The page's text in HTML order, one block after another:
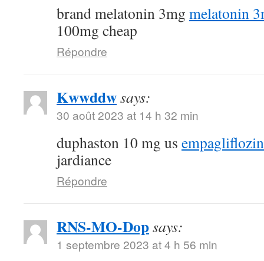
brand melatonin 3mg melatonin
100mg cheap
Répondre
Kwwddwsays:
30 août 2023 at 14 h 32 min
duphaston 10 mg us
jardiance
Répondre
RNS-MO-Dopsays:
1 septembre 2023 at 4 h 56 min